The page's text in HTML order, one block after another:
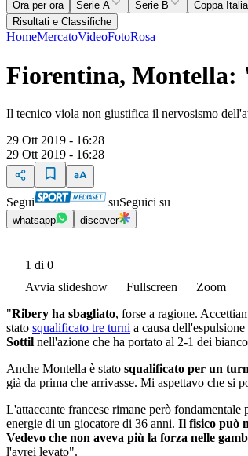
Ora per ora Serie A Serie B Coppa Italia
Risultati e Classifiche
HomeMercatoVideoFotoRosa
Fiorentina, Montella:
Il tecnico viola non giustifica il nervosismo
29 Ott 2019 - 16:28
29 Ott 2019 - 16:28
Segui suSeguici su
whatsapp discover
1 di 0
Avvia slideshow
Fullscreen
Zoom
"Ribery ha sbagliato, forse a ragione.
stato squalificato tre turni a causa
Sottil nell'azione che ha portato al 2-1 dei
Anche Montella è stato squalificato per un
già da prima che arrivasse. Mi aspettavo che si
L'attaccante francese rimane però fondamentale
energie di un giocatore di 36 anni. Il fisico può
Vedevo che non aveva più la forza nelle
l'avrei levato".